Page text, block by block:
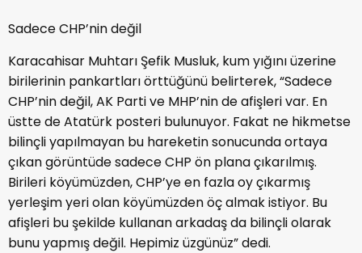
Sadece CHP’nin değil
Karacahisar Muhtarı Şefik Musluk, kum yığını üzerine
birilerinin pankartları örttüğünü belirterek, “Sadece
CHP’nin değil, AK Parti ve MHP’nin de afişleri var. En
üstte de Atatürk posteri bulunuyor. Fakat ne hikmetse
bilinçli yapılmayan bu hareketin sonucunda ortaya
çıkan görüntüde sadece CHP ön plana çıkarılmış.
Birileri köyümüzden, CHP’ye en fazla oy çıkarmış
yerleşim yeri olan köyümüzden öç almak istiyor. Bu
afişleri bu şekilde kullanan arkadaş da bilinçli olarak
bunu yapmış değil. Hepimiz üzgünüz” dedi.